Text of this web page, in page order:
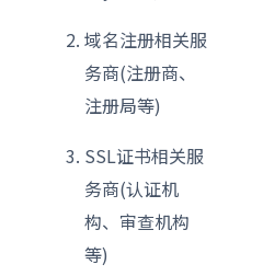
域名注册相关服
务商(注册商、
注册局等)
SSL证书相关服
务商(认证机
构、审查机构
等)